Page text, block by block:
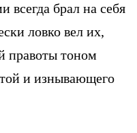
всегда брал на себя
ловко вел их,
правоты тоном
и изнывающего